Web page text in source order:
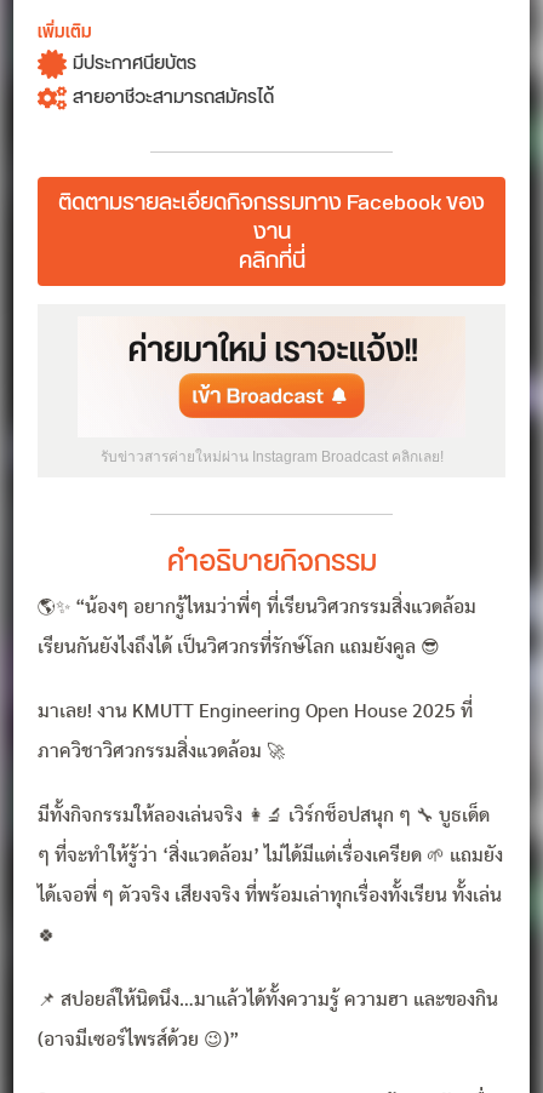
เพิ่มเติม
มีประกาศนียบัตร
สายอาชีวะสามารถสมัครได้
ติดตามรายละเอียดกิจกรรมทาง Facebook ของ
งาน
คลิกที่นี่
รับข่าวสารค่ายใหม่ผ่าน Instagram Broadcast คลิกเลย!
คำอธิบายกิจกรรม
🌎✨ “น้องๆ อยากรู้ไหมว่าพี่ๆ ที่เรียนวิศวกรรมสิ่งแวดล้อม
เรียนกันยังไงถึงได้ เป็นวิศวกรที่รักษ์โลก แถมยังคูล 😎
มาเลย! งาน KMUTT Engineering Open House 2025 ที่
ภาควิชาวิศวกรรมสิ่งแวดล้อม 🚀
มีทั้งกิจกรรมให้ลองเล่นจริง 👩‍🔬 เวิร์กช็อปสนุก ๆ 🔧 บูธเด็ด
ๆ ที่จะทำให้รู้ว่า ‘สิ่งแวดล้อม’ ไม่ได้มีแต่เรื่องเครียด 🌱 แถมยัง
ได้เจอพี่ ๆ ตัวจริง เสียงจริง ที่พร้อมเล่าทุกเรื่องทั้งเรียน ทั้งเล่น
🍀
📌 สปอยล์ให้นิดนึง…มาแล้วได้ทั้งความรู้ ความฮา และของกิน
(อาจมีเซอร์ไพรส์ด้วย 😉)”